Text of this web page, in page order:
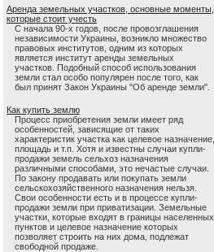
Аренда земельных участков, основные моменты,
которые стоит учесть
С начала 90-х годов, после провозглашения
независимости Украины, возникло множество
правовых институтов, одним из которых
является институт аренды земельных
участков. Подобный способ использования
земли стал особо популярен после того, как
был принят Закон Украины "Об аренде земли".
Как купить землю
Процесс приобретения земли имеет ряд
особенностей, зависящие от таких
характеристик участка как целевое назначение,
площадь и т.п. Хотя и известны случаи купли-
продажи земель сельхоз назначения
различными способами, это нечастые случаи.
По закону продавать или покупать земли
сельскохозяйственного назначения нельзя.
Свои особенности есть и в процессе купли-
продажи земли при приватизации. Земельные
участки, которые входят в границы населенных
пунктов и целевое назначение которых
позволяет строить на них дома, подлежат
свободной продаже.